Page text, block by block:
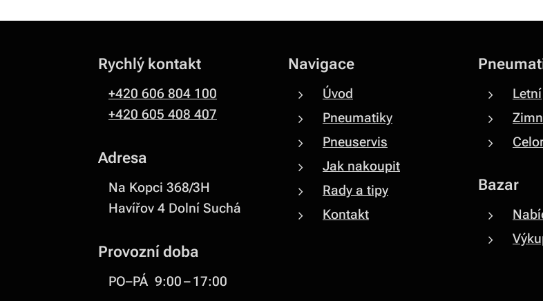
Rychlý kontakt
+420 606 804 100
+420 605 408 407
Adresa
Na Kopci 368/3H
Havířov 4 Dolní Suchá
Provozní doba
PO–PÁ 9:00 – 17:00
Navigace
Úvod
Pneumatiky
Pneuservis
Jak nakoupit
Rady a tipy
Kontakt
Letní
Bazar